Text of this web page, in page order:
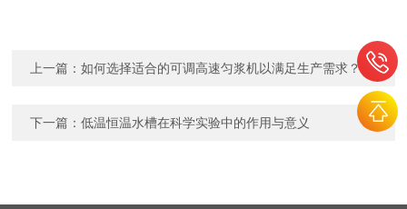
上一篇：如何选择适合的可调高速匀浆机以满足生产需求？
下一篇：低温恒温水槽在科学实验中的作用与意义